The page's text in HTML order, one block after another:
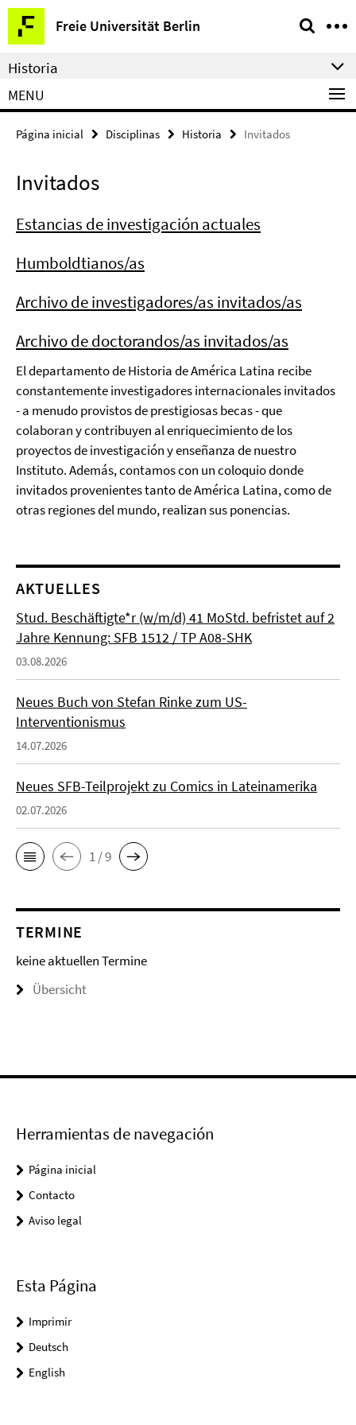
Springe
direkt
zu
Inhalt
Freie Universität Berlin
Herramientas
de
navegación
Historia
MENU
Página inicial Disciplinas Historia Invitados
Invitados
Estancias de investigación actuales
Humboldtianos/as
Archivo de investigadores/as invitados/as
Archivo de doctorandos/as invitados/as
El departamento de Historia de América Latina recibe
constantemente investigadores internacionales invitados
- a menudo provistos de prestigiosas becas - que
colaboran y contribuyen al enriquecimiento de los
proyectos de investigación y enseñanza de nuestro
Instituto. Además, contamos con un coloquio donde
invitados provenientes tanto de América Latina, como de
otras regiones del mundo, realizan sus ponencias.
AKTUELLES
Stud. Beschäftigte*r (w/m/d) 41 MoStd. befristet auf 2
Jahre Kennung: SFB 1512 / TP A08-SHK
03.08.2026
Neues Buch von Stefan Rinke zum US-
Interventionismus
14.07.2026
Neues SFB-Teilprojekt zu Comics in Lateinamerika
02.07.2026
1 / 9
TERMINE
keine aktuellen Termine
Übersicht
Herramientas de navegación
Página inicial
Contacto
Aviso legal
Esta Página
Imprimir
Deutsch
English